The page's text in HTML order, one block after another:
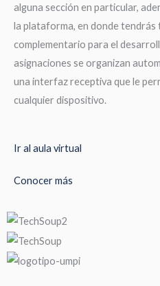
alguna sección en particular,
la plataforma, en donde
complementario para el
asignaciones se organizan
una interfaz receptiva que le
cualquier dispositivo.
Ir al aula virtual
Conocer más